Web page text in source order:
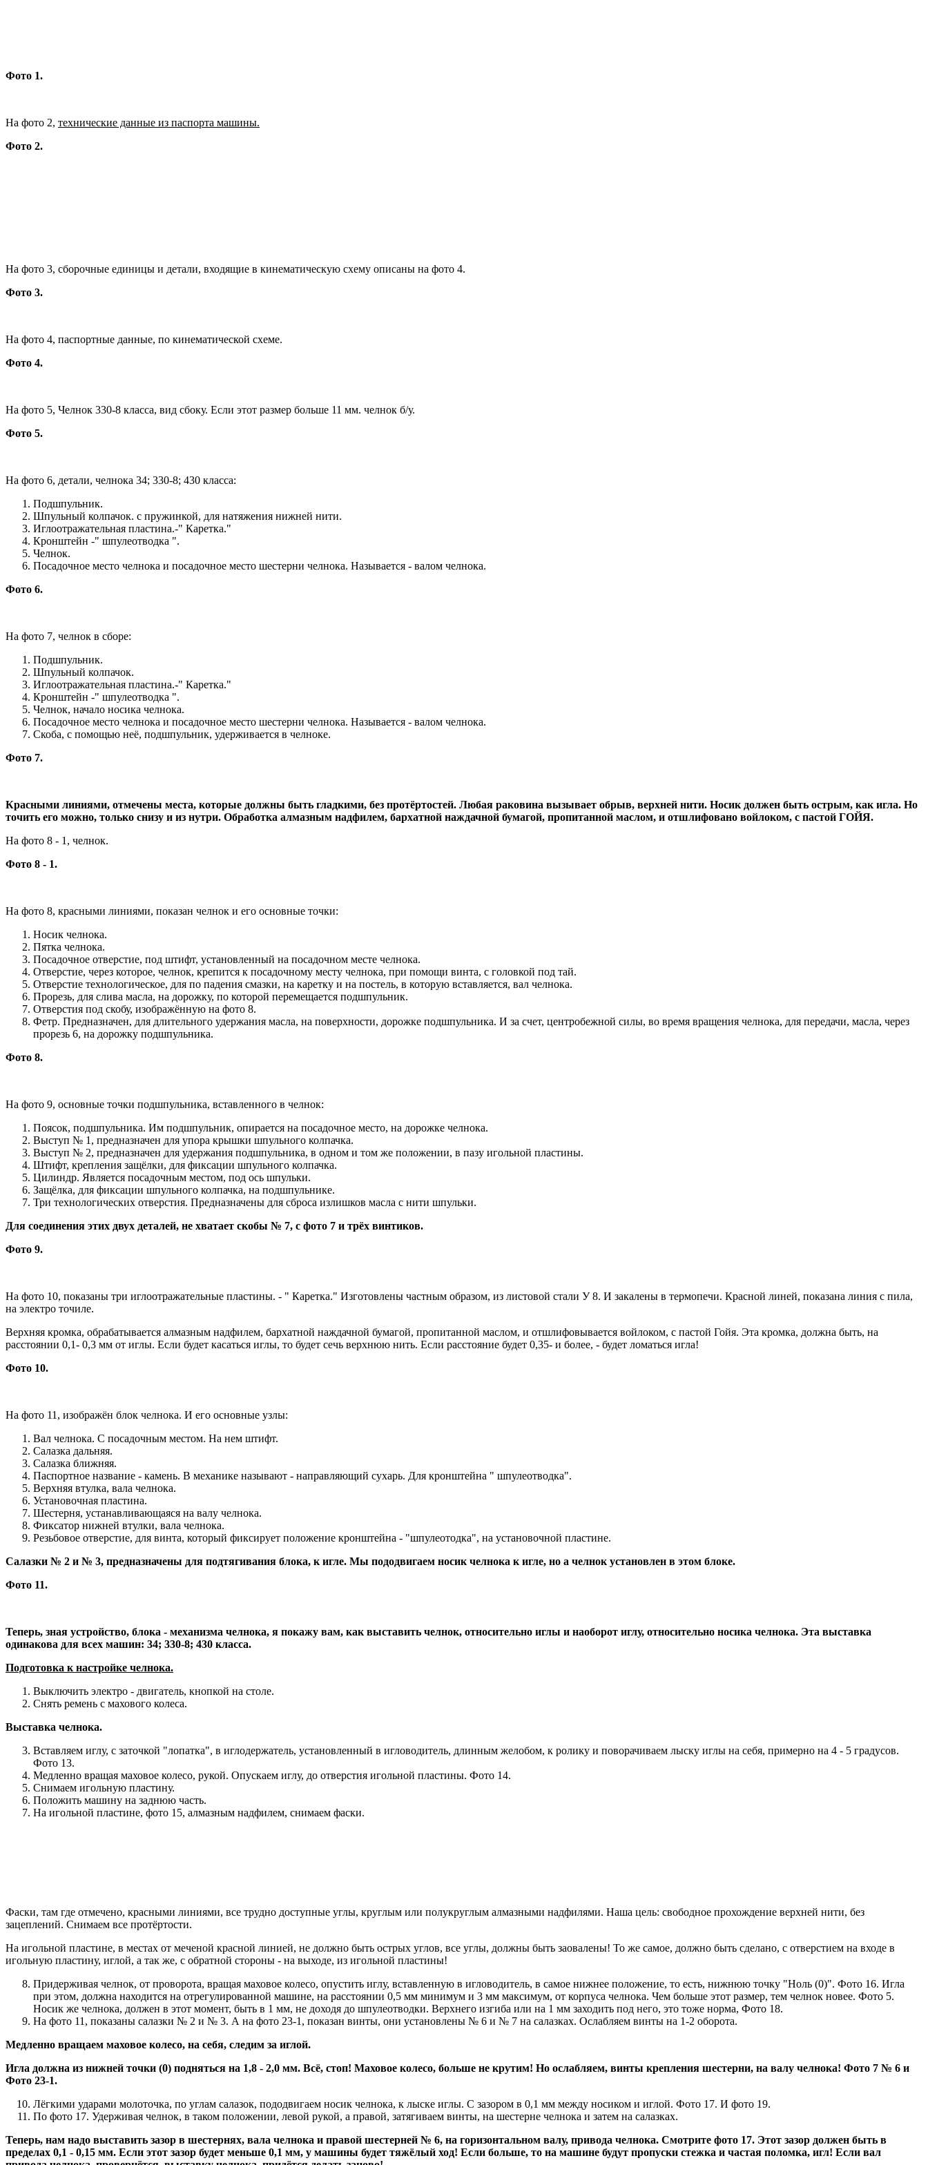
Фото 1.
На фото 2, технические данные из паспорта машины.
Фото 2.
На фото 3, сборочные единицы и детали, входящие в кинематическую схему описаны на фото 4.
Фото 3.
На фото 4, паспортные данные, по кинематической схеме.
Фото 4.
На фото 5, Челнок 330-8 класса, вид сбоку. Если этот размер больше 11 мм. челнок б/у.
Фото 5.
На фото 6, детали, челнока 34; 330-8; 430 класса:
Подшпульник.
Шпульный колпачок. с пружинкой, для натяжения нижней нити.
Иглоотражательная пластина.-" Каретка."
Кронштейн -" шпулеотводка ".
Челнок.
Посадочное место челнока и посадочное место шестерни челнока. Называется - валом челнока.
Фото 6.
На фото 7, челнок в сборе:
Подшпульник.
Шпульный колпачок.
Иглоотражательная пластина.-" Каретка."
Кронштейн -" шпулеотводка ".
Челнок, начало носика челнока.
Посадочное место челнока и посадочное место шестерни челнока. Называется - валом челнока.
Скоба, с помощью неё, подшпульник, удерживается в челноке.
Фото 7.
Красными линиями, отмечены места, которые должны быть гладкими, без протёртостей. Любая раковина вызывает обрыв, верхней нити. Носик должен быть острым, как игла. Но
точить его можно, только снизу и из нутри. Обработка алмазным надфилем, бархатной наждачной бумагой, пропитанной маслом, и отшлифовано войлоком, с пастой ГОЙЯ.
На фото 8 - 1, челнок.
Фото 8 - 1.
На фото 8, красными линиями, показан челнок и его основные точки:
Носик челнока.
Пятка челнока.
Посадочное отверстие, под штифт, установленный на посадочном месте челнока.
Отверстие, через которое, челнок, крепится к посадочному месту челнока, при помощи винта, с головкой под тай.
Отверстие технологическое, для по падения смазки, на каретку и на постель, в которую вставляется, вал челнока.
Прорезь, для слива масла, на дорожку, по которой перемещается подшпульник.
Отверстия под скобу, изображённую на фото 8.
Фетр. Предназначен, для длительного удержания масла, на поверхности, дорожке подшпульника. И за счет, центробежной силы, во время вращения челнока, для передачи, масла, через
прорезь 6, на дорожку подшпульника.
Фото 8.
На фото 9, основные точки подшпульника, вставленного в челнок:
Поясок, подшпульника. Им подшпульник, опирается на посадочное место, на дорожке челнока.
Выступ № 1, предназначен для упора крышки шпульного колпачка.
Выступ № 2, предназначен для удержания подшпульника, в одном и том же положении, в пазу игольной пластины.
Штифт, крепления защёлки, для фиксации шпульного колпачка.
Цилиндр. Является посадочным местом, под ось шпульки.
Защёлка, для фиксации шпульного колпачка, на подшпульнике.
Три технологических отверстия. Предназначены для сброса излишков масла с нити шпульки.
Для соединения этих двух деталей, не хватает скобы № 7, с фото 7 и трёх винтиков.
Фото 9.
На фото 10, показаны три иглоотражательные пластины. - " Каретка." Изготовлены частным образом, из листовой стали У 8. И закалены в термопечи. Красной линей, показана линия с пила,
на электро точиле.
Верхняя кромка, обрабатывается алмазным надфилем, бархатной наждачной бумагой, пропитанной маслом, и отшлифовывается войлоком, с пастой Гойя. Эта кромка, должна быть, на
расстоянии 0,1- 0,3 мм от иглы. Если будет касаться иглы, то будет сечь верхнюю нить. Если расстояние будет 0,35- и более, - будет ломаться игла!
Фото 10.
На фото 11, изображён блок челнока. И его основные узлы:
Вал челнока. С посадочным местом. На нем штифт.
Салазка дальняя.
Салазка ближняя.
Паспортное название - камень. В механике называют - направляющий сухарь. Для кронштейна " шпулеотводка".
Верхняя втулка, вала челнока.
Установочная пластина.
Шестерня, устанавливающаяся на валу челнока.
Фиксатор нижней втулки, вала челнока.
Резьбовое отверстие, для винта, который фиксирует положение кронштейна - "шпулеотодка", на установочной пластине.
Салазки № 2 и № 3, предназначены для подтягивания блока, к игле. Мы пододвигаем носик челнока к игле, но а челнок установлен в этом блоке.
Фото 11.
Теперь, зная устройство, блока - механизма челнока, я покажу вам, как выставить челнок, относительно иглы и наоборот иглу, относительно носика челнока. Эта выставка
одинакова для всех машин: 34; 330-8; 430 класса.
Подготовка к настройке челнока.
Выключить электро - двигатель, кнопкой на столе.
Снять ремень с махового колеса.
Выставка челнока.
Вставляем иглу, с заточкой "лопатка", в иглодержатель, установленный в игловодитель, длинным желобом, к ролику и поворачиваем лыску иглы на себя, примерно на 4 - 5 градусов.
Фото 13.
Медленно вращая маховое колесо, рукой. Опускаем иглу, до отверстия игольной пластины. Фото 14.
Снимаем игольную пластину.
Положить машину на заднюю часть.
На игольной пластине, фото 15, алмазным надфилем, снимаем фаски.
Фаски, там где отмечено, красными линиями, все трудно доступные углы, круглым или полукруглым алмазными надфилями. Наша цель: свободное прохождение верхней нити, без
зацеплений. Снимаем все протёртости.
На игольной пластине, в местах от меченой красной линией, не должно быть острых углов, все углы, должны быть заовалены! То же самое, должно быть сделано, с отверстием на входе в
игольную пластину, иглой, а так же, с обратной стороны - на выходе, из игольной пластины!
Придерживая челнок, от проворота, вращая маховое колесо, опустить иглу, вставленную в игловодитель, в самое нижнее положение, то есть, нижнюю точку "Ноль (0)". Фото 16. Игла
при этом, должна находится на отрегулированной машине, на расстоянии 0,5 мм минимум и 3 мм максимум, от корпуса челнока. Чем больше этот размер, тем челнок новее. Фото 5.
Носик же челнока, должен в этот момент, быть в 1 мм, не доходя до шпулеотводки. Верхнего изгиба или на 1 мм заходить под него, это тоже норма, Фото 18.
На фото 11, показаны салазки № 2 и № 3. А на фото 23-1, показан винты, они установлены № 6 и № 7 на салазках. Ослабляем винты на 1-2 оборота.
Медленно вращаем маховое колесо, на себя, следим за иглой.
Игла должна из нижней точки (0) подняться на 1,8 - 2,0 мм. Всё, стоп! Маховое колесо, больше не крутим! Но ослабляем, винты крепления шестерни, на валу челнока! Фото 7 № 6 и
Фото 23-1.
Лёгкими ударами молоточка, по углам салазок, пододвигаем носик челнока, к лыске иглы. С зазором в 0,1 мм между носиком и иглой. Фото 17. И фото 19.
По фото 17. Удерживая челнок, в таком положении, левой рукой, а правой, затягиваем винты, на шестерне челнока и затем на салазках.
Теперь, нам надо выставить зазор в шестернях, вала челнока и правой шестерней № 6, на горизонтальном валу, привода челнока. Смотрите фото 17. Этот зазор должен быть в
пределах 0,1 - 0,15 мм. Если этот зазор будет меньше 0,1 мм, у машины будет тяжёлый ход! Если больше, то на машине будут пропуски стежка и частая поломка, игл! Если вал